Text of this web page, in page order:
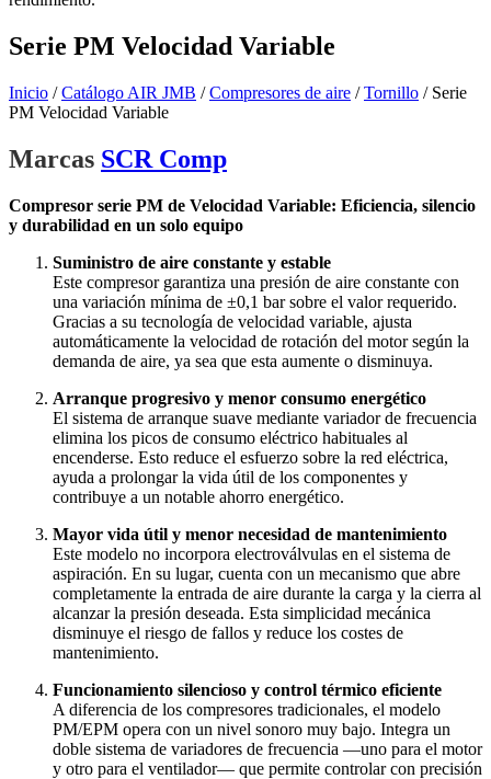
Serie PM Velocidad Variable
Inicio /Catálogo AIR JMB /Compresores de aire /Tornillo / Serie
PM Velocidad Variable
Marcas SCR Comp
Compresor serie PM de Velocidad Variable: Eficiencia, silencio
y durabilidad en un solo equipo
Suministro de aire constante y estable
Este compresor garantiza una presión de aire constante con
una variación mínima de ±0,1 bar sobre el valor requerido.
Gracias a su tecnología de velocidad variable, ajusta
automáticamente la velocidad de rotación del motor según la
demanda de aire, ya sea que esta aumente o disminuya.
Arranque progresivo y menor consumo energético
El sistema de arranque suave mediante variador de frecuencia
elimina los picos de consumo eléctrico habituales al
encenderse. Esto reduce el esfuerzo sobre la red eléctrica,
ayuda a prolongar la vida útil de los componentes y
contribuye a un notable ahorro energético.
Mayor vida útil y menor necesidad de mantenimiento
Este modelo no incorpora electroválvulas en el sistema de
aspiración. En su lugar, cuenta con un mecanismo que abre
completamente la entrada de aire durante la carga y la cierra al
alcanzar la presión deseada. Esta simplicidad mecánica
disminuye el riesgo de fallos y reduce los costes de
mantenimiento.
Funcionamiento silencioso y control térmico eficiente
A diferencia de los compresores tradicionales, el modelo
PM/EPM opera con un nivel sonoro muy bajo. Integra un
doble sistema de variadores de frecuencia —uno para el motor
y otro para el ventilador— que permite controlar con precisión